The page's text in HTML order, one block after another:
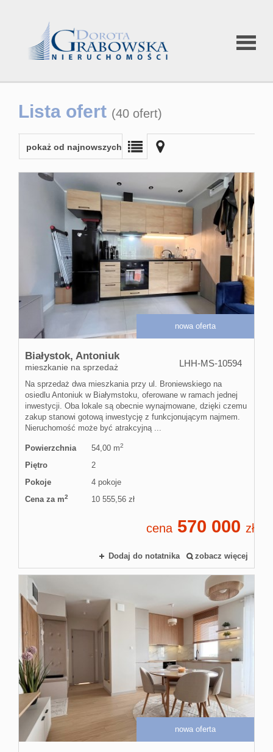
Strona
Oferty
Rynek
Rynek
Usługi
Home
Kim
Lista ofert (40 ofert)
pokaż od najnowszych
nowa oferta
Białystok, Antoniuk
mieszkanie na sprzedaż LHH-MS-10594
Na sprzedaż dwa mieszkania przy ul. Broniewskiego na
osiedlu Antoniuk w Białymstoku, oferowane w ramach jednej
inwestycji. Oba lokale są obecnie wynajmowane, dzięki czemu
zakup stanowi gotową inwestycję z funkcjonującym najmem.
Nieruchomość może być atrakcyjną ...
Powierzchnia 54,00 m2
Piętro
2
Pokoje
4 pokoje
Cena za m2 10 555,56 zł
cena 570 000 zł
Dodaj do notatnika zobacz więcej
nowa oferta